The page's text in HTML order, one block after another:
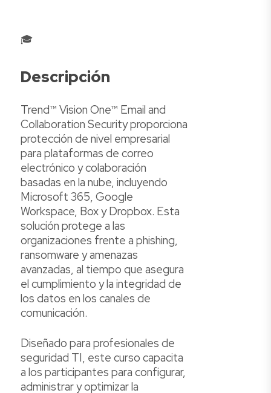
🎓
Descripción
Trend™ Vision One™ Email and
Collaboration Security proporciona
protección de nivel empresarial
para plataformas de correo
electrónico y colaboración
basadas en la nube, incluyendo
Microsoft 365, Google
Workspace, Box y Dropbox. Esta
solución protege a las
organizaciones frente a phishing,
ransomware y amenazas
avanzadas, al tiempo que asegura
el cumplimiento y la integridad de
los datos en los canales de
comunicación.
Diseñado para profesionales de
seguridad TI, este curso capacita
a los participantes para configurar,
administrar y optimizar la